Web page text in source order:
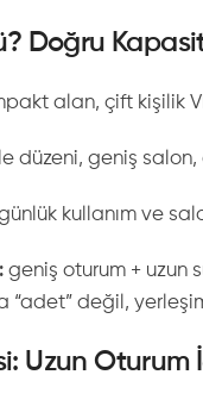
Doğru
alan, çift kişilik
düzeni, geniş salon,
kullanım ve
geniş oturum + uzun
“adet” değil,
Uzun Oturum